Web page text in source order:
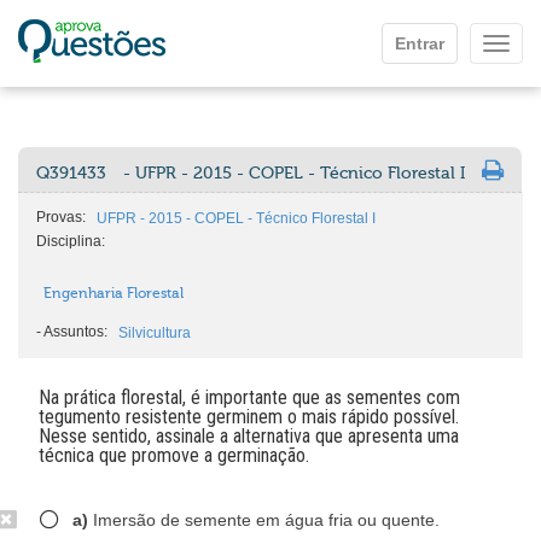
Entrar
Q391433 - UFPR - 2015 - COPEL - Técnico Florestal I
Provas:
UFPR - 2015 - COPEL - Técnico Florestal I
Disciplina:
Engenharia Florestal
-Assuntos: Silvicultura
Na prática florestal, é importante que as sementes com
tegumento resistente germinem o mais rápido possível.
Nesse sentido, assinale a alternativa que apresenta uma
técnica que promove a germinação.
a) Imersão de semente em água fria ou quente.